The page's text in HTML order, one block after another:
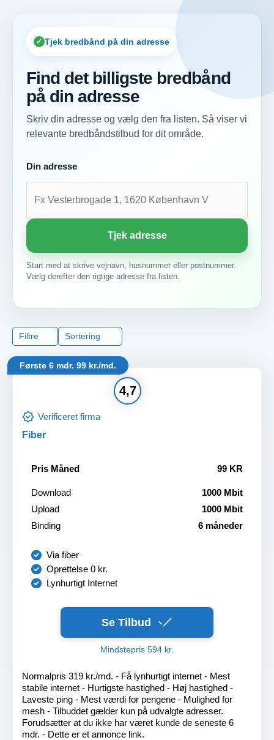
Tjek bredbånd på din adresse
Find det billigste bredbånd
på din adresse
Skriv din adresse og vælg den fra listen. Så viser vi
relevante bredbåndstilbud for dit område.
Din adresse
Tjek adresse
Start med at skrive vejnavn, husnummer eller postnummer.
Vælg derefter den rigtige adresse fra listen.
Filtre Sortering
Første 6 mdr. 99 kr./md.
Fiber
4,7
Verificeret firma
Pris Måned 99 KR
Download
1000 Mbit
Upload
1000 Mbit
Binding
6 måneder
Via fiber
Oprettelse 0 kr.
Lynhurtigt Internet
Se Tilbud
Mindstepris 594 kr.
Normalpris 319 kr./md. - Få lynhurtigt internet - Mest
stabile internet - Hurtigste hastighed - Høj hastighed -
Laveste ping - Mest værdi for pengene - Mulighed for
mesh - Tilbuddet gælder kun på udvalgte adresser.
Forudsætter at du ikke har været kunde de seneste 6
mdr. - Dette er et annonce link.